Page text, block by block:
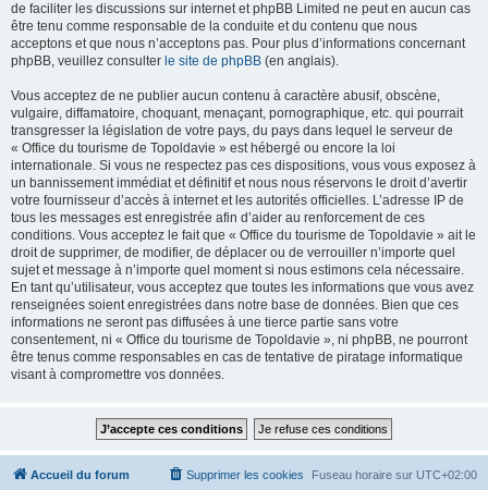
de faciliter les discussions sur internet et phpBB Limited ne peut en aucun cas
être tenu comme responsable de la conduite et du contenu que nous
acceptons et que nous n’acceptons pas. Pour plus d’informations concernant
phpBB, veuillez consulter le site de phpBB (en anglais).
Vous acceptez de ne publier aucun contenu à caractère abusif, obscène,
vulgaire, diffamatoire, choquant, menaçant, pornographique, etc. qui pourrait
transgresser la législation de votre pays, du pays dans lequel le serveur de
« Office du tourisme de Topoldavie » est hébergé ou encore la loi
internationale. Si vous ne respectez pas ces dispositions, vous vous exposez à
un bannissement immédiat et définitif et nous nous réservons le droit d’avertir
votre fournisseur d’accès à internet et les autorités officielles. L’adresse IP de
tous les messages est enregistrée afin d’aider au renforcement de ces
conditions. Vous acceptez le fait que « Office du tourisme de Topoldavie » ait le
droit de supprimer, de modifier, de déplacer ou de verrouiller n’importe quel
sujet et message à n’importe quel moment si nous estimons cela nécessaire.
En tant qu’utilisateur, vous acceptez que toutes les informations que vous avez
renseignées soient enregistrées dans notre base de données. Bien que ces
informations ne seront pas diffusées à une tierce partie sans votre
consentement, ni « Office du tourisme de Topoldavie », ni phpBB, ne pourront
être tenus comme responsables en cas de tentative de piratage informatique
visant à compromettre vos données.
Accueil du forum Fuseau horaire sur UTC+02:00
Supprimer les cookies